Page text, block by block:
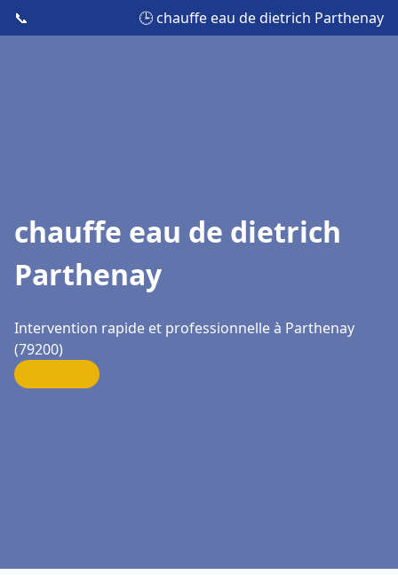
📞 🕒 chauffe eau de dietrich Parthenay
chauffe eau de dietrich
Parthenay
Intervention rapide et professionnelle à Parthenay
(79200)